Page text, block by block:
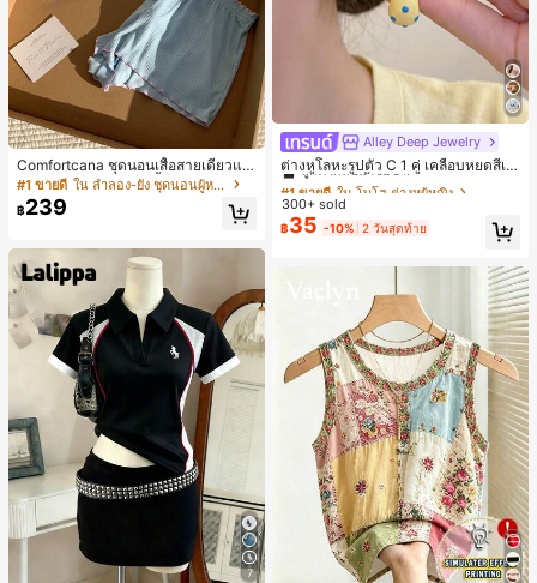
Comfortcana ชุดนอนเสื้อสายเดี่ยวแต่
งระบายและกางเกงขาสั้นสำหรับผู้หญิง
#1 ขายดี ใน ลำลอง-ยัง ชุดนอนผู้หญิง
฿239
7
Alley Deep Jewelry
ต่างหูโลหะรูปตัว C 1 คู่ เคลือบหยดสีเห
ลือง ลายจุดสีน้ำเงิน สไตล์ยุโรปและอเม
ริกัน แฟชั่นส่วนตัว หวานและสง่างาม
สำหรับผู้หญิงและเด็กหญิง สำหรับการเ
ดินทาง งานแต่งงาน ปาร์ตี้ วันเกิด ของ
#1 ขายดี ใน โบโฮ ต่างหูผู้หญิง
ลูกค้ากลับมาซื้อซ้ำ!
#1 ขายดี ใน โบโฮ ต่างหูผู้หญิง
ลูกค้ากลับมาซื้อซ้ำ!
#1 ขายดี ใน โบโฮ ต่างหูผู้หญิง
ลูกค้ากลับมาซื้อซ้ำ!
#1 ขายดี ใน โบโฮ ต่างหูผู้หญิง
300+ sold
฿35 -10% 2 วันสุดท้าย